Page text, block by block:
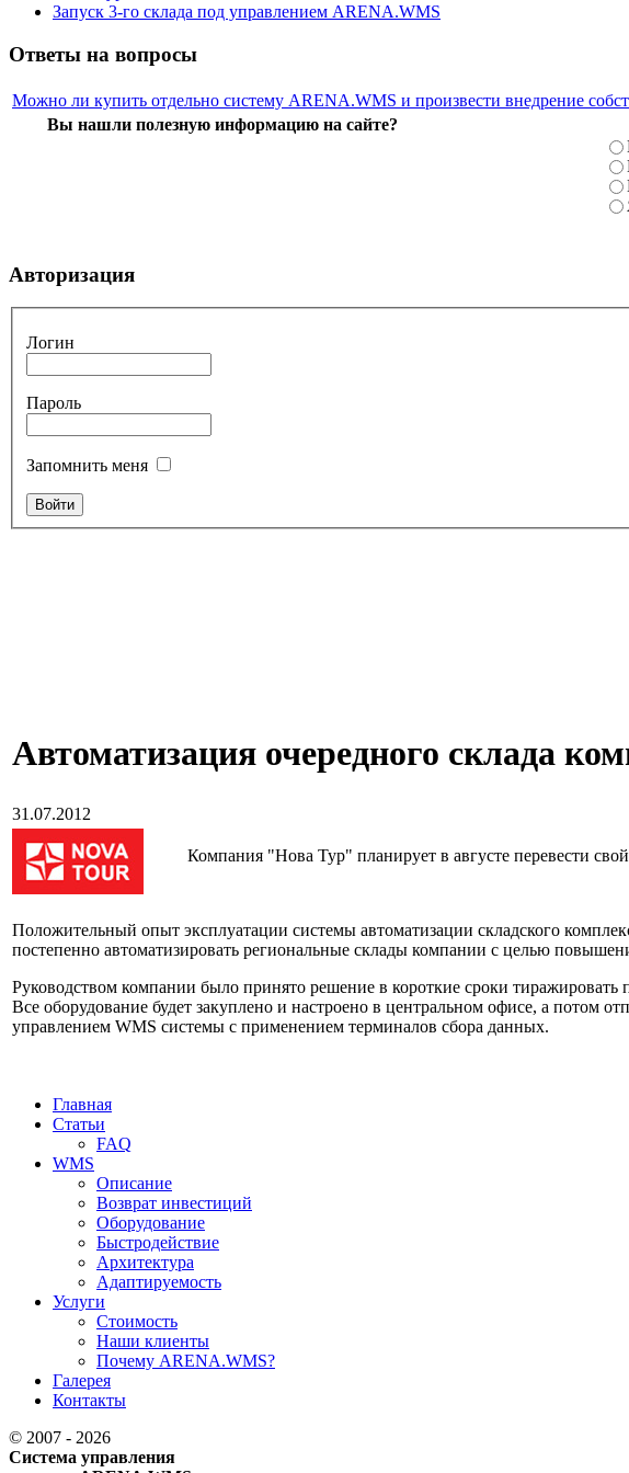
Запуск 3-го склада под управлением ARENA.WMS
Ответы на вопросы
Можно ли купить отдельно систему ARENA.WMS и произвести внедрение
Вы нашли полезную информацию на сайте?
Авторизация
Логин
Пароль
Запомнить меня
Автоматизация очередного склада
31.07.2012
Компания "Нова Тур" планирует в августе перевести
Положительный опыт эксплуатации системы автоматизации складского
постепенно автоматизировать региональные склады компании с целью
Руководством компании было принято решение в короткие сроки
Все оборудование будет закуплено и настроено в центральном офисе, а потом
управлением WMS системы с применением терминалов сбора данных.
Главная
Статьи
FAQ
WMS
Описание
Возврат инвестиций
Оборудование
Быстродействие
Архитектура
Адаптируемость
Услуги
Стоимость
Наши клиенты
Почему ARENA.WMS?
Галерея
Контакты
© 2007 - 2026
Система управления